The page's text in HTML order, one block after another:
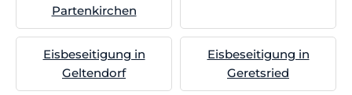
Partenkirchen
Eisbeseitigung in
Geltendorf
Eisbeseitigung in
Geretsried